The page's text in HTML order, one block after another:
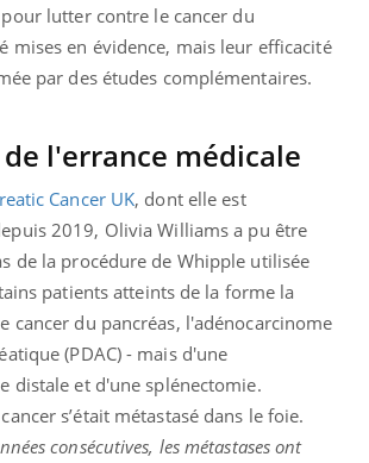
lutter contre le cancer du
mises en évidence, mais leur efficacité
par des études complémentaires.
l'errance médicale
Cancer UK, dont elle est
2019, Olivia Williams a pu être
de la procédure de Whipple utilisée
patients atteints de la forme la
cancer du pancréas, l'adénocarcinome
(PDAC) - mais d'une
distale et d'une splénectomie.
s’était métastasé dans le foie.
consécutives, les métastases ont